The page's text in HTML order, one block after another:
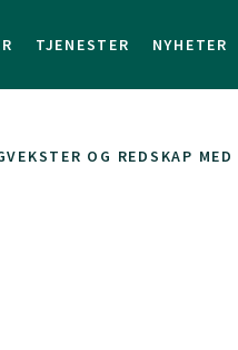
TJENESTER NYHETER
OG REDSKAP